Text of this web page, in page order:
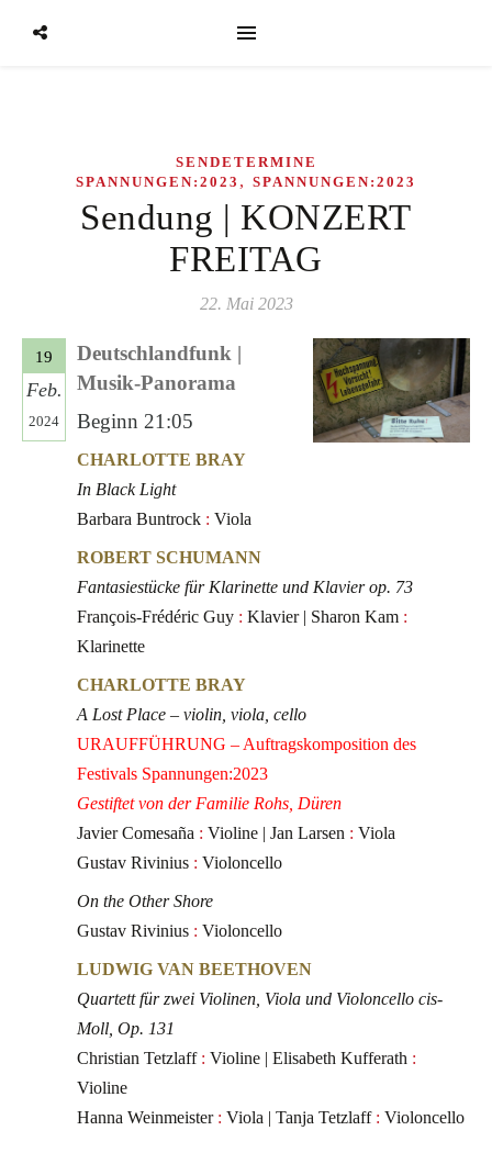
SENDETERMINE
SPANNUNGEN:2023 , SPANNUNGEN:2023
Sendung | KONZERT
FREITAG
22. Mai 2023
19
Feb.
2024
Deutschlandfunk |
Musik-Panorama
Beginn 21:05
CHARLOTTE BRAY
In Black Light
Barbara Buntrock : Viola
ROBERT SCHUMANN
Fantasiestücke für Klarinette und Klavier op. 73
François-Frédéric Guy : Klavier | Sharon Kam :
Klarinette
CHARLOTTE BRAY
A Lost Place – violin, viola, cello
URAUFFÜHRUNG – Auftragskomposition des
Festivals Spannungen:2023
Gestiftet von der Familie Rohs, Düren
Javier Comesaña : Violine | Jan Larsen : Viola
Gustav Rivinius : Violoncello
On the Other Shore
Gustav Rivinius : Violoncello
LUDWIG VAN BEETHOVEN
Quartett für zwei Violinen, Viola und Violoncello cis-
Moll, Op. 131
Christian Tetzlaff : Violine | Elisabeth Kufferath :
Violine
Hanna Weinmeister : Viola | Tanja Tetzlaff : Violoncello